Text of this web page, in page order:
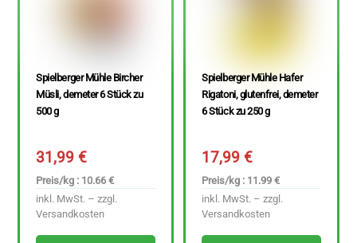
Spielberger Mühle Bircher
Müsli, demeter 6 Stück zu
500 g
31,99€
Preis/kg : 10.66 €
inkl. MwSt. – zzgl.
Versandkosten
Spielberger Mühle Hafer
Rigatoni, glutenfrei, demeter
6 Stück zu 250 g
17,99€
Preis/kg : 11.99 €
inkl. MwSt. – zzgl.
Versandkosten